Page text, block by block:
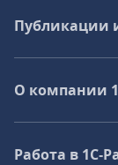
Публикации
О компании
Работа в